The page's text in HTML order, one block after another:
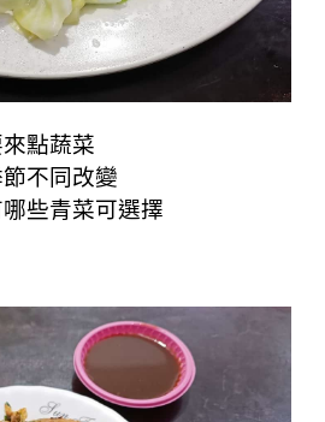
點蔬菜
不同改變
些青菜可選擇